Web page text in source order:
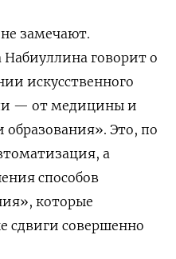
замечают.
Набиуллина говорит о
искусственного
— от медицины и
Это, по
а
способов
которые
сдвиги совершенно